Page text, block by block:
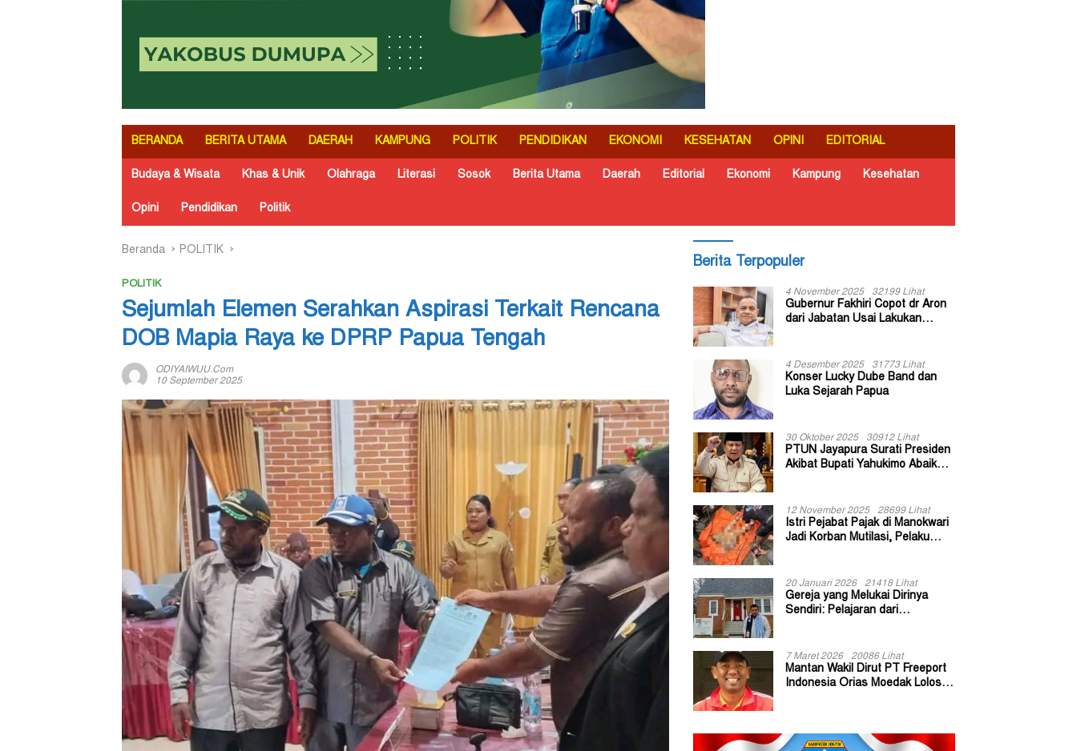
BERANDA BERITA UTAMA DAERAH KAMPUNG POLITIK PENDIDIKAN EKONOMI KESEHATAN OPINI EDITORIAL
Budaya & Wisata Khas & Unik Olahraga Literasi Sosok Berita Utama Daerah Editorial Ekonomi Kampung Kesehatan
Opini Pendidikan Politik
Beranda POLITIK
POLITIK
Sejumlah Elemen Serahkan Aspirasi Terkait Rencana
DOB Mapia Raya ke DPRP Papua Tengah
ODIYAIWUU.com
10 September 2025
Berita Terpopuler
4 November 2025 32199 Lihat
Gubernur Fakhiri Copot dr Aron
dari Jabatan Usai Lakukan
4 Desember 2025 31773 Lihat
Konser Lucky Dube Band dan
Luka Sejarah Papua
30 Oktober 2025 30912 Lihat
PTUN Jayapura Surati Presiden
Akibat Bupati Yahukimo Abaikan
12 November 2025 28699 Lihat
Istri Pejabat Pajak di Manokwari
Jadi Korban Mutilasi, Pelaku
20 Januari 2026 21418 Lihat
Gereja yang Melukai Dirinya
Sendiri: Pelajaran dari
7 Maret 2026 20086 Lihat
Mantan Wakil Dirut PT Freeport
Indonesia Orias Moedak Lolos